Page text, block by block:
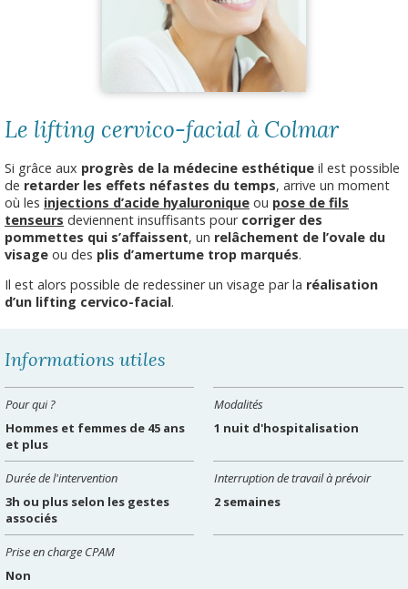
Le lifting cervico-facial à Colmar
Si grâce aux progrès de la médecine esthétique il est possible
de retarder les effets néfastes du temps, arrive un moment
où les injections d’acide hyaluronique ou pose de fils
tenseurs deviennent insuffisants pour corriger des
pommettes qui s’affaissent, un relâchement de l’ovale du
visage ou des plis d’amertume trop marqués.
Il est alors possible de redessiner un visage par la réalisation
d’un lifting cervico-facial.
Informations utiles
Pour qui ?
Hommes et femmes de 45 ans
et plus
Modalités
1 nuit d'hospitalisation
Durée de l'intervention
3h ou plus selon les gestes
associés
Interruption de travail à prévoir
2 semaines
Prise en charge CPAM
Non